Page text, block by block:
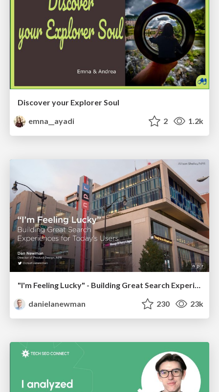
Discover your Explorer Soul
emna__ayadi
2 1.2k
danielanewman
230 23k